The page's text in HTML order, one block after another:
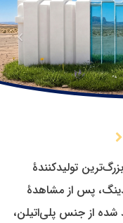
تولیدکنندۀ
پس از مشاهدۀ
از جنس پلی‌اتیلن،